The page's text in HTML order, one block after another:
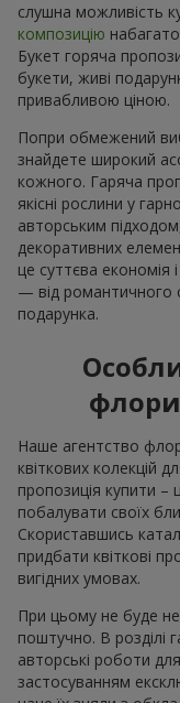
слушна можливість
композицію
Букет горяча
букети, живі
привабливою ціною.
Попри обмежений
знайдете широкий
кожного. Гаряча
якісні рослини у
авторським
декоративних
це суттєва економія
— від романтичного
подарунка.
Наше агентство
квіткових колекцій
пропозиція купити
побалувати своїх
Скориставшись
придбати квіткові
вигідних умовах.
При цьому не буде не
поштучно. В розділі
авторські роботи
застосуванням